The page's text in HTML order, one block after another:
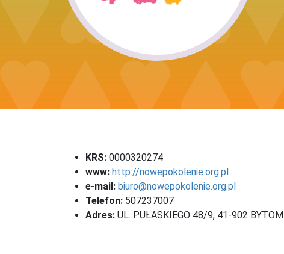
KRS: 0000320274
www: http://nowepokolenie.org.pl
e-mail: biuro@nowepokolenie.org.pl
Telefon: 507237007
Adres: UL. PUŁASKIEGO 48/9, 41-902 BYTOM